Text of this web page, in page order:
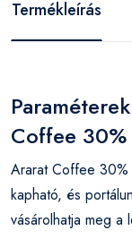
Termékleírás
Coffee
Ararat Coffee 30%
kapható, és
vásárolhatja meg a